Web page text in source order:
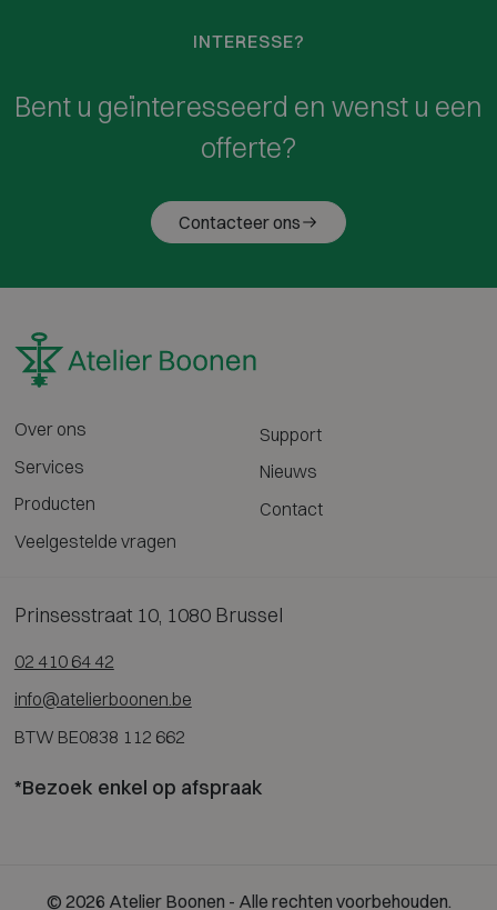
INTERESSE?
Bent u geïnteresseerd en wenst u een
offerte?
Contacteer ons
Over ons
Services
Producten
Veelgestelde vragen
Support
Nieuws
Contact
Prinsesstraat 10, 1080 Brussel
02 410 64 42
info@atelierboonen.be
BTW BE0838 112 662
*Bezoek enkel op afspraak
© 2026 Atelier Boonen - Alle rechten voorbehouden.